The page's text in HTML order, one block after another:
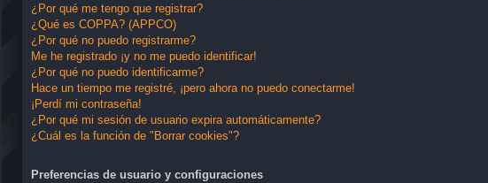
¿Por qué me tengo que registrar?
¿Qué es COPPA? (APPCO)
¿Por qué no puedo registrarme?
Me he registrado ¡y no me puedo identificar!
¿Por qué no puedo identificarme?
Hace un tiempo me registré, ¡pero ahora no puedo conectarme!
¡Perdí mi contraseña!
¿Por qué mi sesión de usuario expira automáticamente?
¿Cuál es la función de "Borrar cookies"?
Preferencias de usuario y configuraciones